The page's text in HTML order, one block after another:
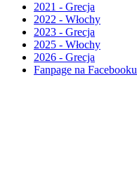
2021 - Grecja
2022 - Włochy
2023 - Grecja
2025 - Włochy
2026 - Grecja
Fanpage na Facebooku